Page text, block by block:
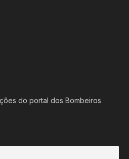
do portal dos Bombeiros